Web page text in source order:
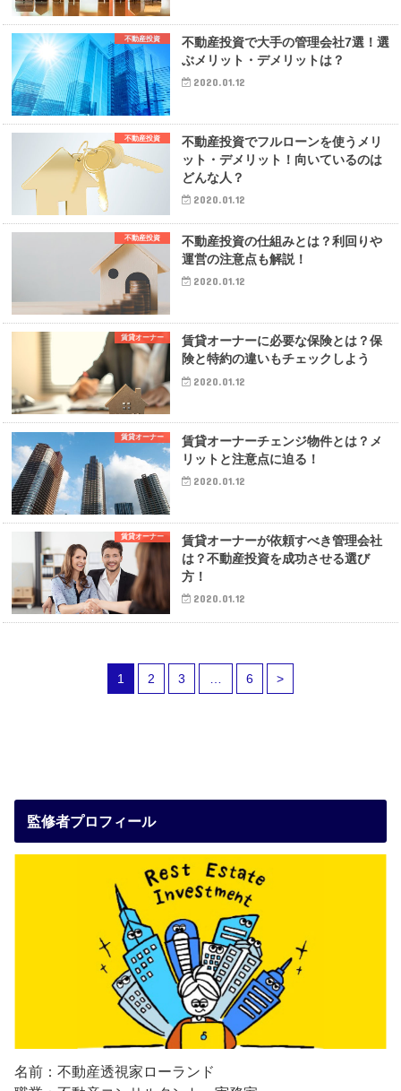
不動産投資
不動産投資で大手の管理会社7選！選
ぶメリット・デメリットは？
2020.01.12
不動産投資
不動産投資でフルローンを使うメリ
ット・デメリット！向いているのは
どんな人？
2020.01.12
不動産投資
不動産投資の仕組みとは？利回りや
運営の注意点も解説！
2020.01.12
賃貸オーナー
賃貸オーナーに必要な保険とは？保
険と特約の違いもチェックしよう
2020.01.12
賃貸オーナー
賃貸オーナーチェンジ物件とは？メ
リットと注意点に迫る！
2020.01.12
賃貸オーナー
賃貸オーナーが依頼すべき管理会社
は？不動産投資を成功させる選び
方！
2020.01.12
1 2 3 … 6 >
監修者プロフィール
名前：不動産透視家ローランド